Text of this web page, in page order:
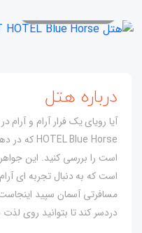
درباره هتل
است را بررسی کنید. این
است که به دنبال تجربه ای
مسافرتی آسمان سپید
دردسر کند تا بتوانید روی